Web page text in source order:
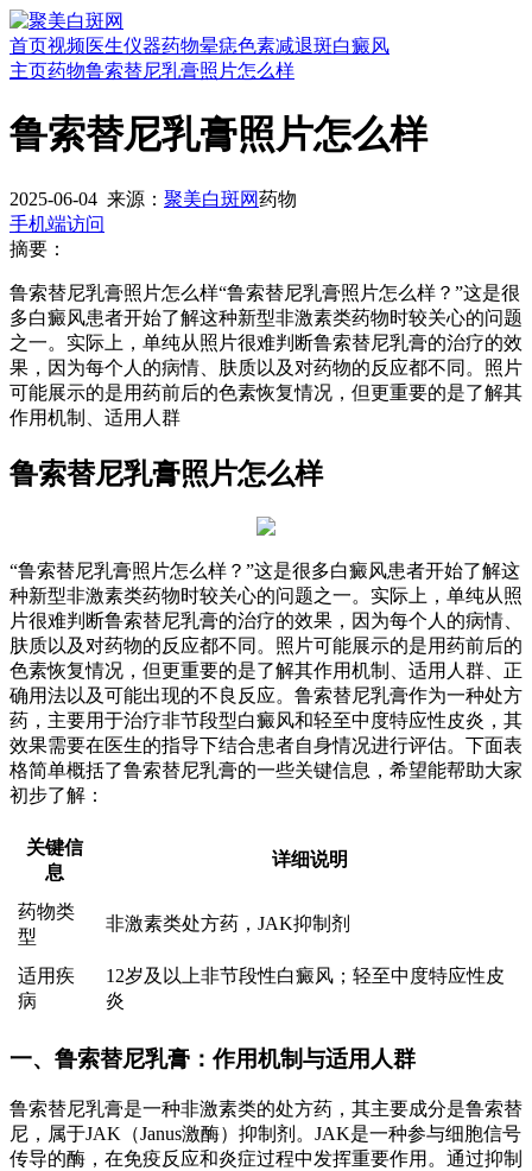
首页视频医生仪器药物晕痣色素减退斑白癜风
主页药物鲁索替尼乳膏照片怎么样
鲁索替尼乳膏照片怎么样
2025-06-04 来源： 聚美白斑网药物
手机端访问
摘要：
鲁索替尼乳膏照片怎么样“鲁索替尼乳膏照片怎么样？”这是很
多白癜风患者开始了解这种新型非激素类药物时较关心的问题
之一。实际上，单纯从照片很难判断鲁索替尼乳膏的治疗的效
果，因为每个人的病情、肤质以及对药物的反应都不同。照片
可能展示的是用药前后的色素恢复情况，但更重要的是了解其
作用机制、适用人群
鲁索替尼乳膏照片怎么样
“鲁索替尼乳膏照片怎么样？”这是很多白癜风患者开始了解这
种新型非激素类药物时较关心的问题之一。实际上，单纯从照
片很难判断鲁索替尼乳膏的治疗的效果，因为每个人的病情、
肤质以及对药物的反应都不同。照片可能展示的是用药前后的
色素恢复情况，但更重要的是了解其作用机制、适用人群、正
确用法以及可能出现的不良反应。鲁索替尼乳膏作为一种处方
药，主要用于治疗非节段型白癜风和轻至中度特应性皮炎，其
效果需要在医生的指导下结合患者自身情况进行评估。下面表
格简单概括了鲁索替尼乳膏的一些关键信息，希望能帮助大家
初步了解：
关键信
息
详细说明
药物类
型
非激素类处方药，JAK抑制剂
适用疾
病
12岁及以上非节段性白癜风；轻至中度特应性皮
炎
一、鲁索替尼乳膏：作用机制与适用人群
鲁索替尼乳膏是一种非激素类的处方药，其主要成分是鲁索替
尼，属于JAK（Janus激酶）抑制剂。JAK是一种参与细胞信号
传导的酶，在免疫反应和炎症过程中发挥重要作用。通过抑制